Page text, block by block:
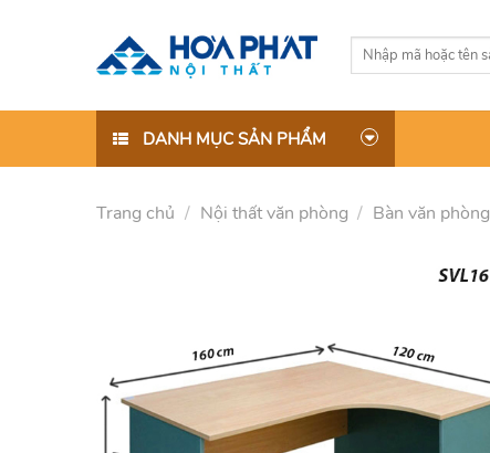
Tìm
DANH MỤC SẢN PHẨM
Trang chủ / Nội thất văn phòng / Bàn văn phòng